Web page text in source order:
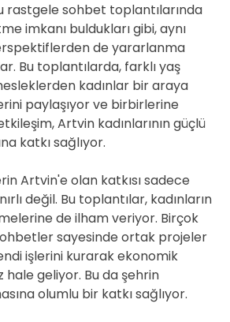
rastgele sohbet toplantılarında
imkanı buldukları gibi, aynı
de yararlanma
Bu toplantılarda, farklı yaş
kadınlar bir araya
paylaşıyor ve birbirlerine
Artvin kadınlarının güçlü
katkı sağlıyor.
Artvin'e olan katkısı sadece
değil. Bu toplantılar, kadınların
de ilham veriyor. Birçok
sayesinde ortak projeler
işlerini kurarak ekonomik
hale geliyor. Bu da şehrin
olumlu bir katkı sağlıyor.